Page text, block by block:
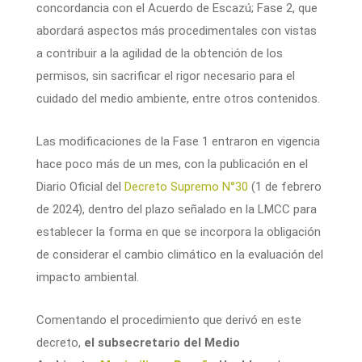
concordancia con el Acuerdo de Escazú; Fase 2, que
abordará aspectos más procedimentales con vistas
a contribuir a la agilidad de la obtención de los
permisos, sin sacrificar el rigor necesario para el
cuidado del medio ambiente, entre otros contenidos.
Las modificaciones de la Fase 1 entraron en vigencia
hace poco más de un mes, con la publicación en el
Diario Oficial del Decreto Supremo N°30 (1 de febrero
de 2024), dentro del plazo señalado en la LMCC para
establecer la forma en que se incorpora la obligación
de considerar el cambio climático en la evaluación del
impacto ambiental.
Comentando el procedimiento que derivó en este
decreto, el subsecretario del Medio